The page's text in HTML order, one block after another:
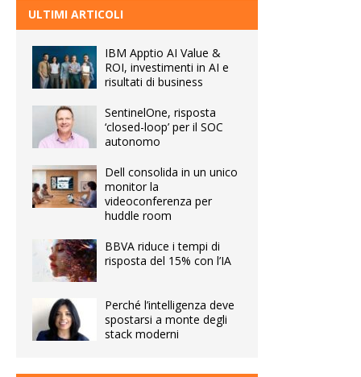
ULTIMI ARTICOLI
IBM Apptio AI Value &
ROI, investimenti in AI e
risultati di business
SentinelOne, risposta
‘closed-loop’ per il SOC
autonomo
Dell consolida in un unico
monitor la
videoconferenza per
huddle room
BBVA riduce i tempi di
risposta del 15% con l’IA
Perché l’intelligenza deve
spostarsi a monte degli
stack moderni